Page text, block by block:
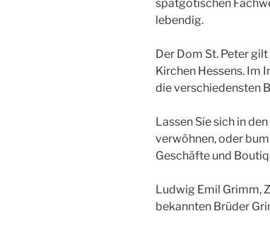
spätgotischen
lebendig.
Der Dom St. Peter
Kirchen Hessens. Im
die verschiedensten
Lassen Sie sich in
verwöhnen, oder
Geschäfte und
Ludwig Emil Grimm,
bekannten Brüder